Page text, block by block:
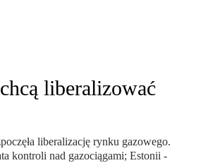
liberalizować
liberalizację rynku gazowego.
kontroli nad gazociągami; Estonii -